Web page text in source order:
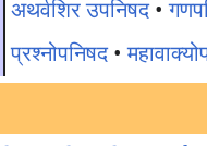
अथर्वशिर उपनिषद•
प्रश्नोपनिषद•